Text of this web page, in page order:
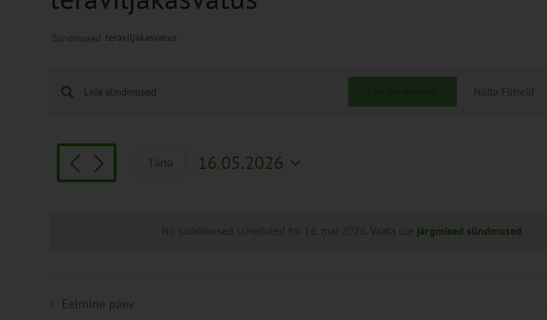
No sündmused scheduled for 16. mai 2026. Vaata üle järgmised sündmused
Sündmused teraviljakasvatus
Sündmused
Views
Navigation
Enter
for
Sündmused
by
Näita Filtreid
Täna
16.05.2026
Eelmine päev